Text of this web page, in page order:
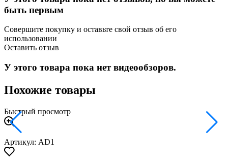
быть первым
Совершите покупку и оставьте свой отзыв об его
использовании
Оставить отзыв
У этого товара пока нет видеообзоров.
Похожие товары
Быстрый просмотр
Артикул: AD1